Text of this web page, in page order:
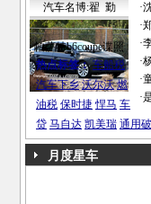
汽车名博:翟 勤
帕萨特b6coupe谍照
·
·
·
·
·
·
热点标签： 车船税
汽车下乡 沃尔沃 燃
油税 保时捷 悍马 车
贷 马自达 凯美瑞 通用
月度星车